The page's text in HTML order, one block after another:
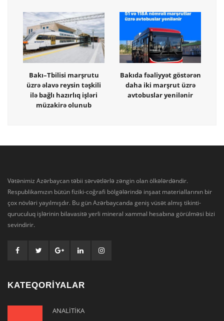
Bakı–Tbilisi marşrutu
üzrə əlavə reysin təşkili
ilə bağlı hazırlıq işləri
müzakirə olunub
Bakıda fəaliyyət göstərən
daha iki marşrut üzrə
avtobuslar yenilənir
Vətənimiz Azərbaycan təbii sərvətlərlə zəngin olan ölkələrdəndir.
Respublikamızın bütün fiziki-coğrafi bölgələrində inşaat materiallarının bir
çox növləri yayılmışdır. Bu gün Azərbaycanda geniş vüsət almış tikinti-
quruculuq işlərinin bilavasitə yerli mineral xammal hesabına görülməsi bizi
sevindirir.
KATEQORİYALAR
ANALİTİKA